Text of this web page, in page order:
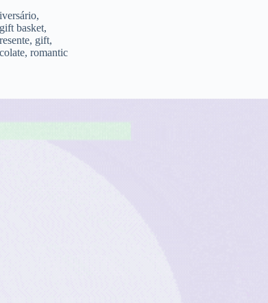
,
basket,
, gift,
, romantic